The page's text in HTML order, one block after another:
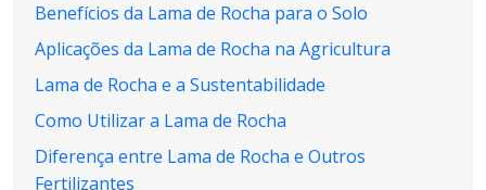
Benefícios da Lama de Rocha para o Solo
Aplicações da Lama de Rocha na Agricultura
Lama de Rocha e a Sustentabilidade
Como Utilizar a Lama de Rocha
Diferença entre Lama de Rocha e Outros
Fertilizantes